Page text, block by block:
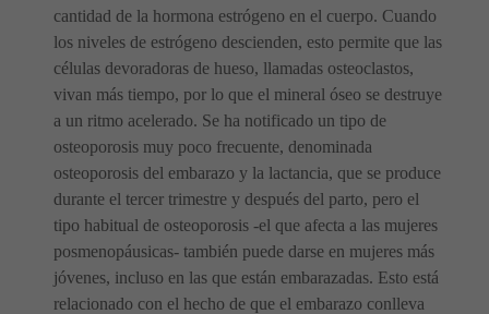
cantidad de la hormona estrógeno en el cuerpo. Cuando
los niveles de estrógeno descienden, esto permite que las
células devoradoras de hueso, llamadas osteoclastos,
vivan más tiempo, por lo que el mineral óseo se destruye
a un ritmo acelerado. Se ha notificado un tipo de
osteoporosis muy poco frecuente, denominada
osteoporosis del embarazo y la lactancia, que se produce
durante el tercer trimestre y después del parto, pero el
tipo habitual de osteoporosis -el que afecta a las mujeres
posmenopáusicas- también puede darse en mujeres más
jóvenes, incluso en las que están embarazadas. Esto está
relacionado con el hecho de que el embarazo conlleva